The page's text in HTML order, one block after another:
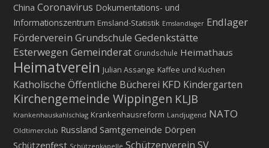
China Coronavirus Dokumentations- und
Informationszentrum Emsland-Statistik Emslandlager Endlager
Förderverein Grundschule Gedenkstätte
Esterwegen Gemeinderat Grundschule Heimathaus
Heimatverein Julian Assange Kaffee und Kuchen
Katholische Öffentliche Bücherei KFD Kindergarten
Kirchengemeinde Wippingen KLJB
Krankenhauskahlschlag Krankenhausreform Landjugend NATO
Oldtimerclub Russland Samtgemeinde Dörpen
Schützenfest Schützenkapelle Schützenverein SV